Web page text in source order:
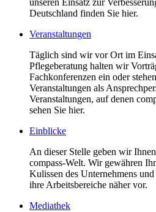
unseren Einsatz zur
Deutschland finden Sie hier.
Veranstaltungen
Täglich sind wir vor Ort im
Pflegeberatung halten wir
Fachkonferenzen ein oder
Veranstaltungen als
Veranstaltungen, auf denen
sehen Sie hier.
Einblicke
An dieser Stelle geben wir
compass-Welt. Wir gewähren
Kulissen des Unternehmens
ihre Arbeitsbereiche näher vor.
Mediathek